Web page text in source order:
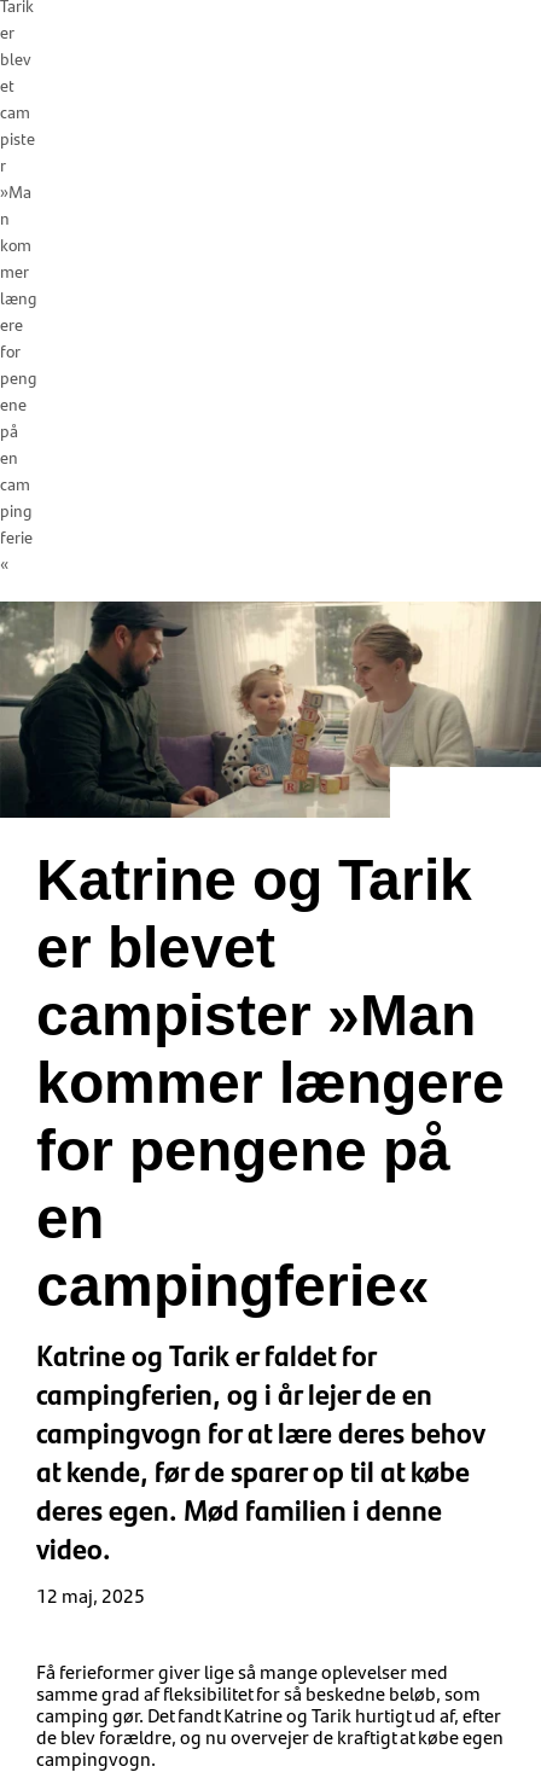
Tarik
er
blev
et
cam
piste
r
»Ma
n
kom
mer
læng
ere
for
peng
ene
på
en
cam
ping
ferie
«
Katrine og Tarik
er blevet
campister »Man
kommer længere
for pengene på
en
campingferie«
Katrine og Tarik er faldet for
campingferien, og i år lejer de en
campingvogn for at lære deres behov
at kende, før de sparer op til at købe
deres egen. Mød familien i denne
video.
12 maj, 2025
Få ferieformer giver lige så mange oplevelser med
samme grad af fleksibilitet for så beskedne beløb, som
camping gør. Det fandt Katrine og Tarik hurtigt ud af, efter
de blev forældre, og nu overvejer de kraftigt at købe egen
campingvogn.